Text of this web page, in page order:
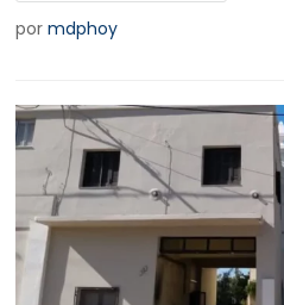
pormdphoy